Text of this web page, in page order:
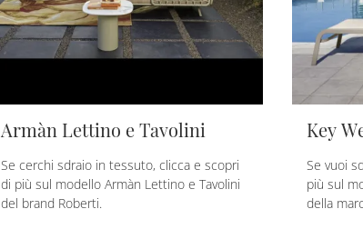
Armàn Lettino e Tavolini
Se cerchi sdraio in tessuto, clicca e scopri
di più sul modello Armàn Lettino e Tavolini
del brand Roberti.
Key
Se vuoi
più sul
della